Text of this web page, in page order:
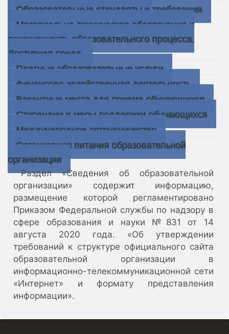
Образовательные стандарты и требования
Материально-техническое обеспечение и
оснащенность образовательного процесса.
Доступная среда.
Платные образовательные услуги
Финансово-хозяйственная деятельность
Вакантные места для приема обучающихся
Стипендии и меры поддержки обучающихся
Международное сотрудничество
Организация питания образовательной
организации
Раздел «Сведения об образовательной
организации» содержит информацию,
размещение которой регламентировано
Приказом Федеральной службы по надзору в
сфере образования и науки №831 от 14
августа 2020 года. «Об утверждении
требований к структуре официального сайта
образовательной организации в
информационно-телекоммуникационной сети
«Интернет» и формату представления
информации».